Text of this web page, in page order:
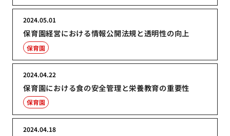
保育園経営における情報公開法規と透明性の向上
2024.05.01
保育園
保育園における食の安全管理と栄養教育の重要性
2024.04.22
保育園
2024.04.18